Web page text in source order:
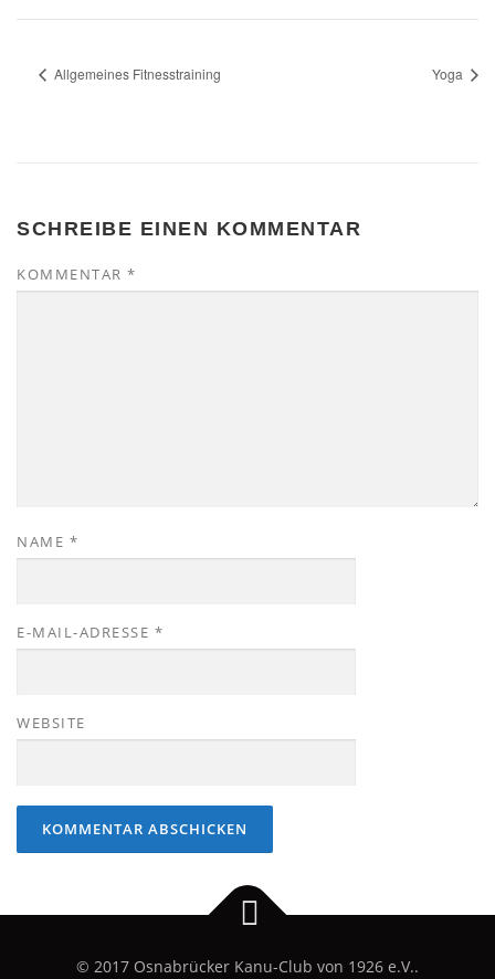
Allgemeines Fitnesstraining Yoga
SCHREIBE EINEN KOMMENTAR
KOMMENTAR *
NAME *
E-MAIL-ADRESSE *
WEBSITE
© 2017 Osnabrücker Kanu-Club von 1926 e.V..